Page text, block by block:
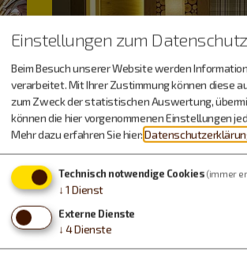
Einstellungen zum Datenschutz
Beim Besuch unserer Website werden
verarbeitet. Mit Ihrer Zustimmung können diese
zum Zweck der statistischen Auswertung,
können die hier vorgenommenen Einstellungen
Mehr dazu erfahren Sie hier:
Technisch notwendige Cookies (immer
↓ 1 Dienst
Externe Dienste
↓ 4Dienste